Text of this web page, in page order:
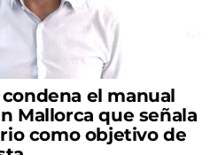
condena el manual
Mallorca que señala
como objetivo de